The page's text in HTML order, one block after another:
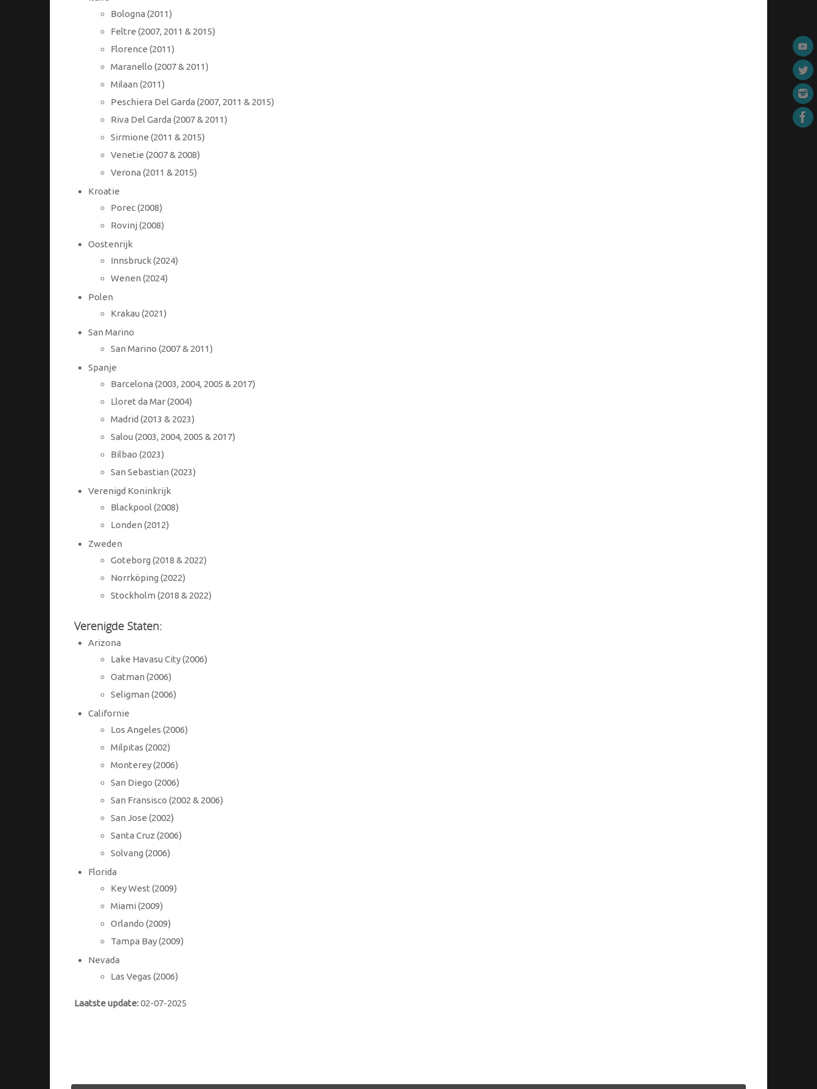
Bologna (2011)
Feltre (2007, 2011 & 2015)
Florence (2011)
Maranello (2007 & 2011)
Milaan (2011)
Peschiera Del Garda (2007, 2011 & 2015)
Riva Del Garda (2007 & 2011)
Sirmione (2011 & 2015)
Venetie (2007 & 2008)
Verona (2011 & 2015)
Kroatie
Porec (2008)
Rovinj (2008)
Oostenrijk
Innsbruck (2024)
Wenen (2024)
Polen
Krakau (2021)
San Marino
San Marino (2007 & 2011)
Spanje
Barcelona (2003, 2004, 2005 & 2017)
Lloret da Mar (2004)
Madrid (2013 & 2023)
Salou (2003, 2004, 2005 & 2017)
Bilbao (2023)
San Sebastian (2023)
Verenigd Koninkrijk
Blackpool (2008)
Londen (2012)
Zweden
Goteborg (2018 & 2022)
Norrköping (2022)
Stockholm (2018 & 2022)
Verenigde Staten:
Arizona
Lake Havasu City (2006)
Oatman (2006)
Seligman (2006)
Californie
Los Angeles (2006)
Milpitas (2002)
Monterey (2006)
San Diego (2006)
San Fransisco (2002 & 2006)
San Jose (2002)
Santa Cruz (2006)
Solvang (2006)
Florida
Key West (2009)
Miami (2009)
Orlando (2009)
Tampa Bay (2009)
Nevada
Las Vegas (2006)
Laatste update:02-07-2025